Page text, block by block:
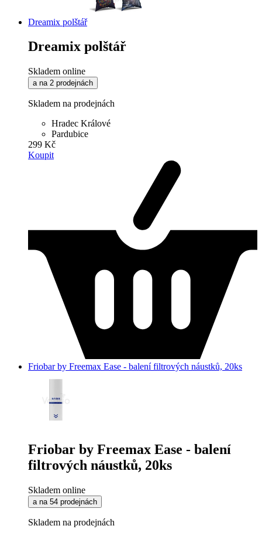
Dreamix polštář
Dreamix polštář
Skladem online
a na 2 prodejnách
Skladem na prodejnách
Hradec Králové
Pardubice
299 Kč
Koupit
Friobar by Freemax Ease - balení filtrových náustků, 20ks
Friobar by Freemax Ease - balení
filtrových náustků, 20ks
Skladem online
a na 54 prodejnách
Skladem na prodejnách